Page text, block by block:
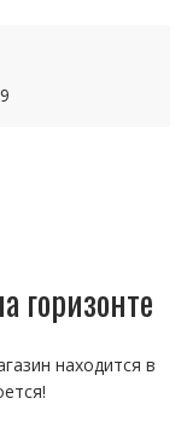
горизонте
находится в